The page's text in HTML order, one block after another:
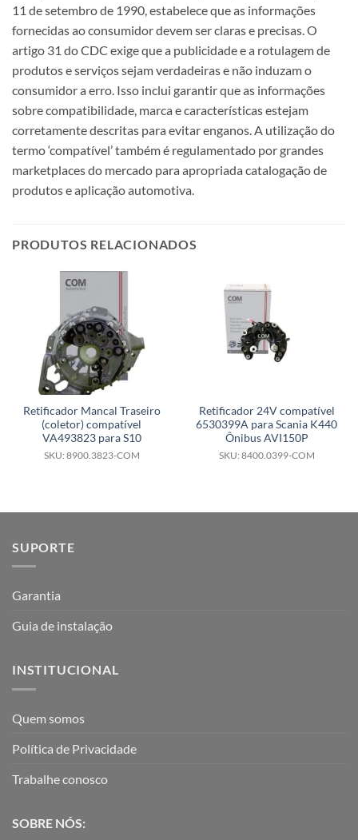
11 de setembro de 1990, estabelece que as informações
fornecidas ao consumidor devem ser claras e precisas. O
artigo 31 do CDC exige que a publicidade e a rotulagem de
produtos e serviços sejam verdadeiras e não induzam o
consumidor a erro. Isso inclui garantir que as informações
sobre compatibilidade, marca e características estejam
corretamente descritas para evitar enganos. A utilização do
termo ‘compatível’ também é regulamentado por grandes
marketplaces do mercado para apropriada catalogação de
produtos e aplicação automotiva.
PRODUTOS RELACIONADOS
Retificador Mancal Traseiro
(coletor) compatível
VA493823 para S10
SKU: 8900.3823-COM
Retificador 24V compatível
6530399A para Scania K440
Ônibus AVI150P
SKU: 8400.0399-COM
SUPORTE
Garantia
Guia de instalação
INSTITUCIONAL
Quem somos
Política de Privacidade
Trabalhe conosco
SOBRE NÓS: